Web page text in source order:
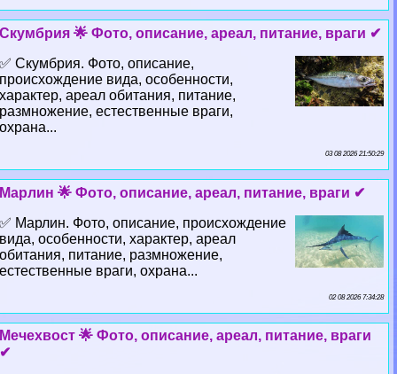
Скумбрия 🌟 Фото, описание, ареал, питание, враги ✔
✅ Скумбрия. Фото, описание,
происхождение вида, особенности,
хаpaктер, ареал обитания, питание,
размножение, естественные враги,
охрана...
03 08 2026 21:50:29
Марлин 🌟 Фото, описание, ареал, питание, враги ✔
✅ Марлин. Фото, описание, происхождение
вида, особенности, хаpaктер, ареал
обитания, питание, размножение,
естественные враги, охрана...
02 08 2026 7:34:28
Мечехвост 🌟 Фото, описание, ареал, питание, враги
✔